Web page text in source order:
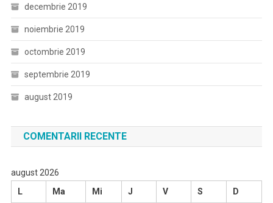
decembrie 2019
noiembrie 2019
octombrie 2019
septembrie 2019
august 2019
COMENTARII RECENTE
august 2026
L
Ma Mi J V S D